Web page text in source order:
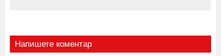
Напишете коментар